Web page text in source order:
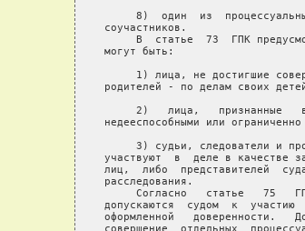
8)  один  из
соучастников.
В  статье  73  ГПК
могут быть:
1) лица, не достигшие
родителей - по делам своих
2)   лица,   признанные
недееспособными или
3) судьи, следователи и
участвуют  в  деле в качестве
лиц,  либо  представителей
расследования.
Согласно   статье   75
допускаются  судом  к  участию
оформленной   доверенности.